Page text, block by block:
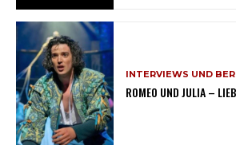
INTERVIEWS UND
ROMEO UND JULIA –